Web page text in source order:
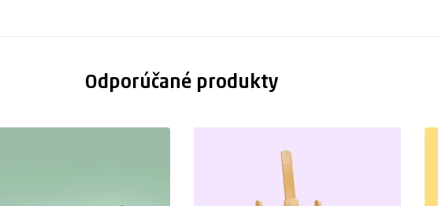
Odporúčané produkty